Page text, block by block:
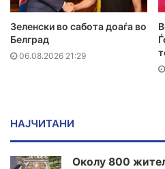
Зеленски во сабота доаѓа во
Белград
06.08.2026 21:29
НАЈЧИТАНИ
Околу 800